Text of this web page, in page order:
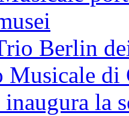
Berlin
Musicale di
la